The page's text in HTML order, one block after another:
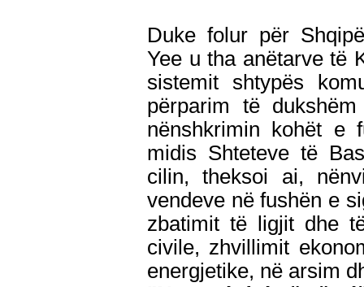
Duke folur për
Yee u tha anëtarve të
sistemit shtypës
përparim të
nënshkrimin kohët e
midis Shteteve të
cilin, theksoi ai,
vendeve në fushën e
zbatimit të ligjit dhe
civile, zhvillimit
energjetike, në arsim